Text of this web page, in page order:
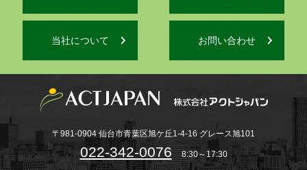
当社について お問い合わせ
〒981-0904 仙台市青葉区旭ケ丘1-4-16 グレース旭101
022-342-0076 8:30～17:30